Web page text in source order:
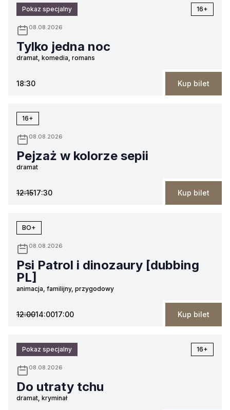
Pokaz specjalny 16+
08.08.2026
Tylko jedna noc
dramat, komedia, romans
18:30 Kup bilet
16+
08.08.2026
Pejzaż w kolorze sepii
dramat
12:1517:30 Kup bilet
BO+
08.08.2026
Psi Patrol i dinozaury [dubbing
PL]
animacja, familijny, przygodowy
12:0014:0017:00 Kup bilet
Pokaz specjalny 16+
08.08.2026
Do utraty tchu
dramat, kryminał